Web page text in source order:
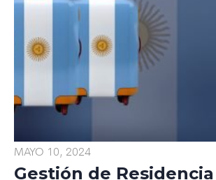
MAYO 10, 2024
Gestión de